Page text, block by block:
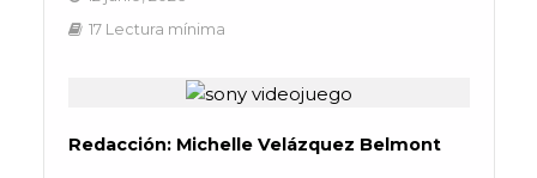
17 Lectura mínima
Redacción: Michelle Velázquez Belmont